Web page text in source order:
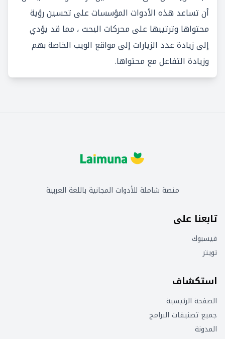
أن تساعد هذه الأدوات المؤسسات على تحسين رؤية
محتواها وترتيبها على محركات البحث ، مما قد يؤدي
إلى زيادة عدد الزيارات إلى مواقع الويب الخاصة بهم
وزيادة التفاعل مع محتواها.
منصة شاملة للأدوات المجانية باللغة العربية
تابعنا على
فيسبوك
تويتر
استكشاف
الصفحة الرئيسية
جميع تصنيفات البرامج
المدونة